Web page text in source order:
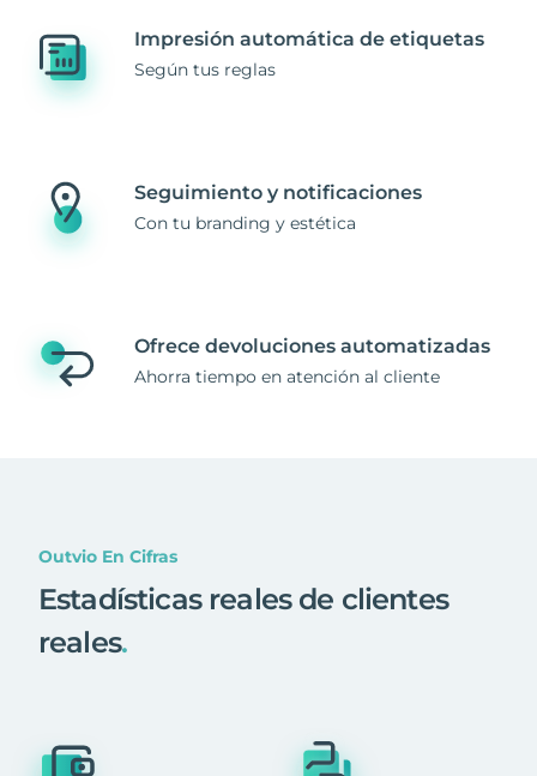
Impresión automática de etiquetas
Según tus reglas
Seguimiento y notificaciones
Con tu branding y estética
Ofrece devoluciones automatizadas
Ahorra tiempo en atención al cliente
Outvio En Cifras
Estadísticas reales de clientes
reales.